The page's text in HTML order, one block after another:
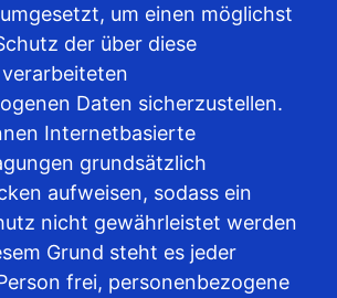
um einen möglichst
der über diese
Daten sicherzustellen.
Internetbasierte
grundsätzlich
aufweisen, sodass ein
nicht gewährleistet werden
Grund steht es jeder
frei, personenbezogene